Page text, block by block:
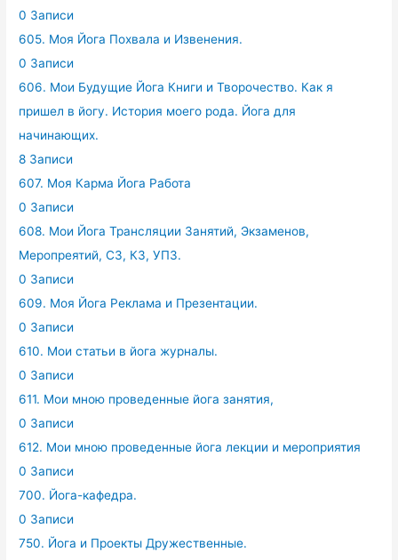
0 Записи
605. Моя Йога Похвала и Извенения.
0 Записи
606. Мои Будущие Йога Книги и Творочество. Как я
пришел в йогу. История моего рода. Йога для
начинающих.
8 Записи
607. Моя Карма Йога Работа
0 Записи
608. Мои Йога Трансляции Занятий, Экзаменов,
Меропреятий, СЗ, КЗ, УПЗ.
0 Записи
609. Моя Йога Реклама и Презентации.
0 Записи
610. Мои статьи в йога журналы.
0 Записи
611. Мои мною проведенные йога занятия,
0 Записи
612. Мои мною проведенные йога лекции и мероприятия
0 Записи
700. Йога-кафедра.
0 Записи
750. Йога и Проекты Дружественные.